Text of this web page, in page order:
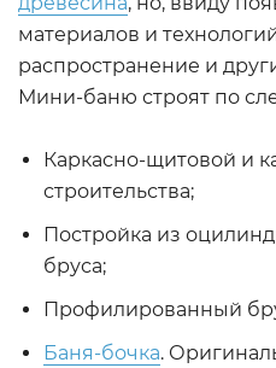
материалов и
распространение и
Мини-баню строят по
Каркасно-щитовой и
строительства;
Постройка из
бруса;
Профилированный
Баня-бочка.